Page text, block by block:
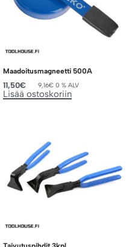
Maadoitusmagneetti 500A
11,50€ 9,16€ 0 % ALV
Lisää ostoskoriin